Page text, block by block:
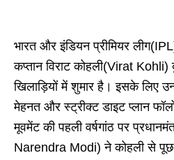
भारत और इंडियन प्रीमियर
कप्तान विराट कोहली(Virat
खिलाड़ियों में शुमार है। इसके लिए
मेहनत और स्ट्रीक्ट डाइट प्लान
मूवमेंट की पहली वर्षगांठ पर
Narendra Modi) ने कोहली से पूछ